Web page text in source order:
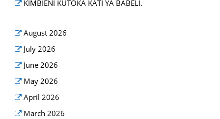
KIMBIENI KUTOKA KATI YA BABELI.
August 2026
July 2026
June 2026
May 2026
April 2026
March 2026